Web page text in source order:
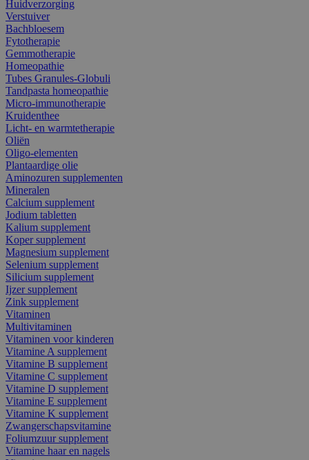
Huidverzorging
Verstuiver
Bachbloesem
Fytotherapie
Gemmotherapie
Homeopathie
Tubes Granules-Globuli
Tandpasta homeopathie
Micro-immunotherapie
Kruidenthee
Licht- en warmtetherapie
Oliën
Oligo-elementen
Plantaardige olie
Aminozuren supplementen
Mineralen
Calcium supplement
Jodium tabletten
Kalium supplement
Koper supplement
Magnesium supplement
Selenium supplement
Silicium supplement
Ijzer supplement
Zink supplement
Vitaminen
Multivitaminen
Vitaminen voor kinderen
Vitamine A supplement
Vitamine B supplement
Vitamine C supplement
Vitamine D supplement
Vitamine E supplement
Vitamine K supplement
Zwangerschapsvitamine
Foliumzuur supplement
Vitamine haar en nagels